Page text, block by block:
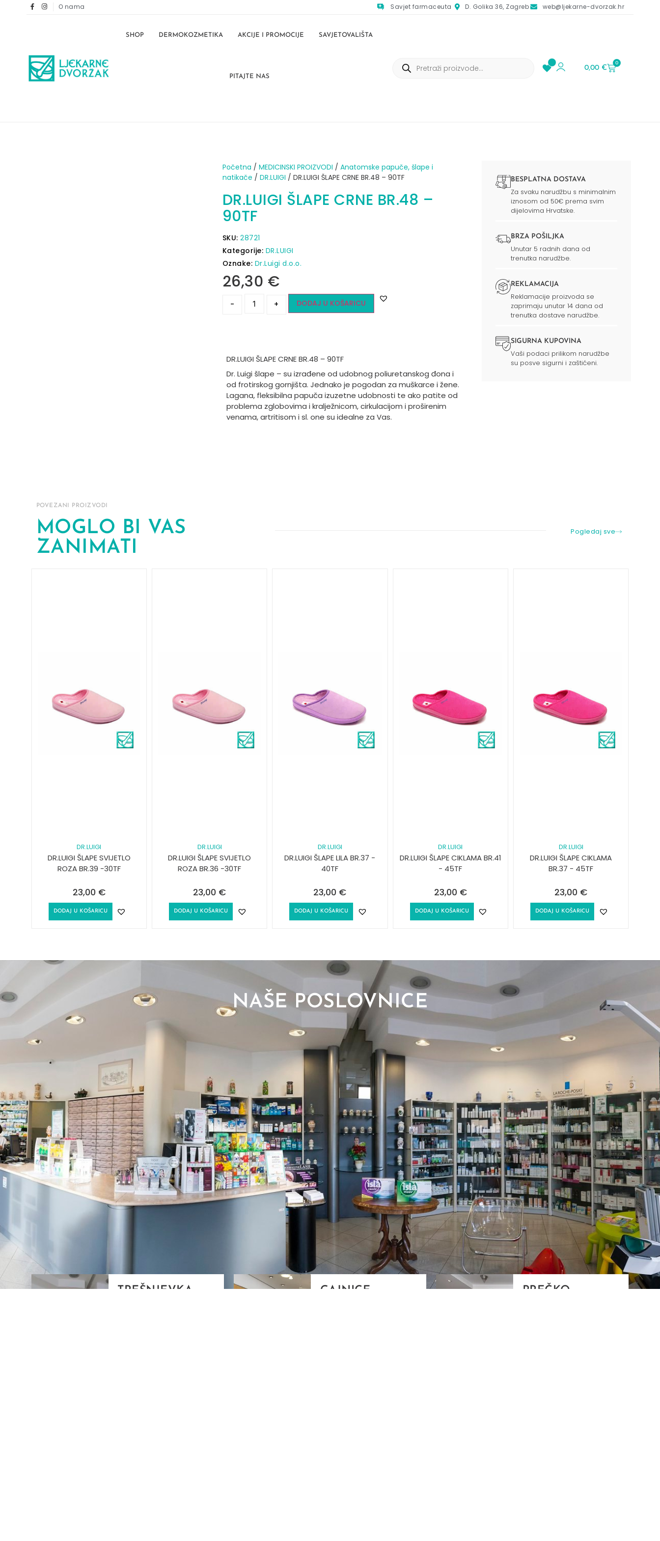
O nama Savjet farmaceuta D. Golika 36, Zagreb web@ljekarne-dvorzak.hr
SHOP DERMOKOZMETIKA AKCIJE I PROMOCIJE SAVJETOVALIŠTA
PITAJTE NAS
0,00€
0
Početna / MEDICINSKI PROIZVODI / Anatomske papuče, šlape i
natikače / DR.LUIGI / DR.LUIGI ŠLAPE CRNE BR.48 – 90TF
DR.LUIGI ŠLAPE CRNE BR.48 –
90TF
SKU: 28721
Kategorije: DR.LUIGI
Oznake: Dr.Luigi d.o.o.
26,30 €
- + DODAJ U KOŠARICU
DR.LUIGI ŠLAPE CRNE BR.48 – 90TF
Dr. Luigi šlape – su izrađene od udobnog poliuretanskog đona i
od frotirskog gornjišta. Jednako je pogodan za muškarce i žene.
Lagana, fleksibilna papuča izuzetne udobnosti te ako patite od
problema zglobovima i kralježnicom, cirkulacijom i proširenim
venama, artritisom i sl. one su idealne za Vas.
BESPLATNA DOSTAVA
Za svaku narudžbu s minimalnim
iznosom od 50€ prema svim
dijelovima Hrvatske.
BRZA POŠILJKA
Unutar 5 radnih dana od
trenutka narudžbe.
REKLAMACIJA
Reklamacije proizvoda se
zaprimaju unutar 14 dana od
trenutka dostave narudžbe.
SIGURNA KUPOVINA
Vaši podaci prilikom narudžbe
su posve sigurni i zaštićeni.
POVEZANI PROIZVODI
MOGLO BI VAS
ZANIMATI
Pogledaj sve
DR.LUIGI
DR.LUIGI ŠLAPE SVIJETLO
ROZA BR.39 -30TF
23,00 €
DODAJ U KOŠARICU
DR.LUIGI
DR.LUIGI ŠLAPE SVIJETLO
ROZA BR.36 -30TF
23,00 €
DODAJ U KOŠARICU
DR.LUIGI
DR.LUIGI ŠLAPE LILA BR.37 -
40TF
23,00 €
DODAJ U KOŠARICU
DR.LUIGI
DR.LUIGI ŠLAPE CIKLAMA BR.41
- 45TF
23,00 €
DODAJ U KOŠARICU
DR.LUIGI
DR.LUIGI ŠLAPE CIKLAMA
BR.37 - 45TF
23,00 €
DODAJ U KOŠARICU
NAŠE POSLOVNICE
TREŠNJEVKA GAJNICE PREČKO